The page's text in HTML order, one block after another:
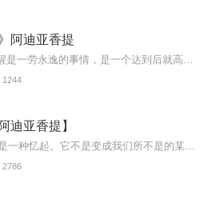
阿迪亚香提
1244
迪亚香提】
2786